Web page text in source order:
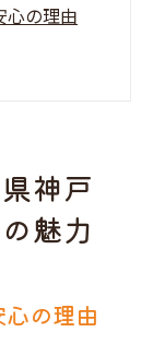
心の理由
とは？
れる経験
キャリア形
神戸
魅力
の理由